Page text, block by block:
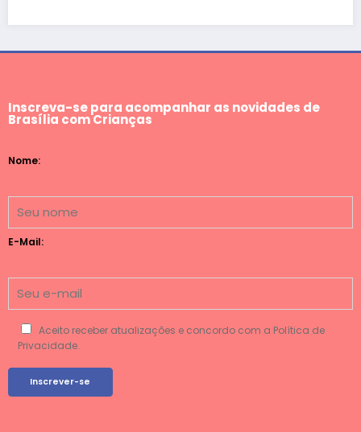
Inscreva-se para acompanhar as novidades de
Brasília com Crianças
Nome:
E-Mail:
Aceito receber atualizações e concordo com a Política de
Privacidade.